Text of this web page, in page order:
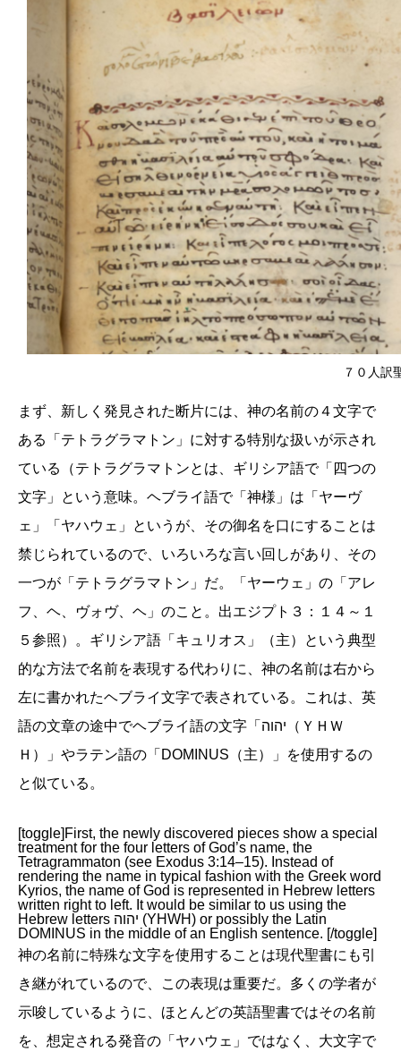
７０人訳
まず、新しく発見された断片には、神の名前の４文字で
ある「テトラグラマトン」に対する特別な扱いが示され
ている（テトラグラマトンとは、ギリシア語で「四つの
文字」という意味。ヘブライ語で「神様」は「ヤーヴ
ェ」「ヤハウェ」というが、その御名を口にすることは
禁じられているので、いろいろな言い回しがあり、その
一つが「テトラグラマトン」だ。「ヤーウェ」の「アレ
フ、ヘ、ヴォヴ、ヘ」のこと。出エジプト３：１４～１
５参照）。ギリシア語「キュリオス」（主）という典型
的な方法で名前を表現する代わりに、神の名前は右から
左に書かれたヘブライ文字で表されている。これは、英
語の文章の途中でヘブライ語の文字「יהוה（ＹＨＷ
Ｈ）」やラテン語の「DOMINUS（主）」を使用するの
と似ている。
[toggle]First, the newly discovered pieces show a special
treatment for the four letters of God’s name, the
Tetragrammaton (see Exodus 3:14–15). Instead of
rendering the name in typical fashion with the Greek word
Kyrios, the name of God is represented in Hebrew letters
written right to left. It would be similar to us using the
Hebrew letters יהוה (YHWH) or possibly the Latin
DOMINUS in the middle of an English sentence. [/toggle]
神の名前に特殊な文字を使用することは現代聖書にも引
き継がれているので、この表現は重要だ。多くの学者が
示唆しているように、ほとんどの英語聖書ではその名前
を、想定される発音の「ヤハウェ」ではなく、大文字で